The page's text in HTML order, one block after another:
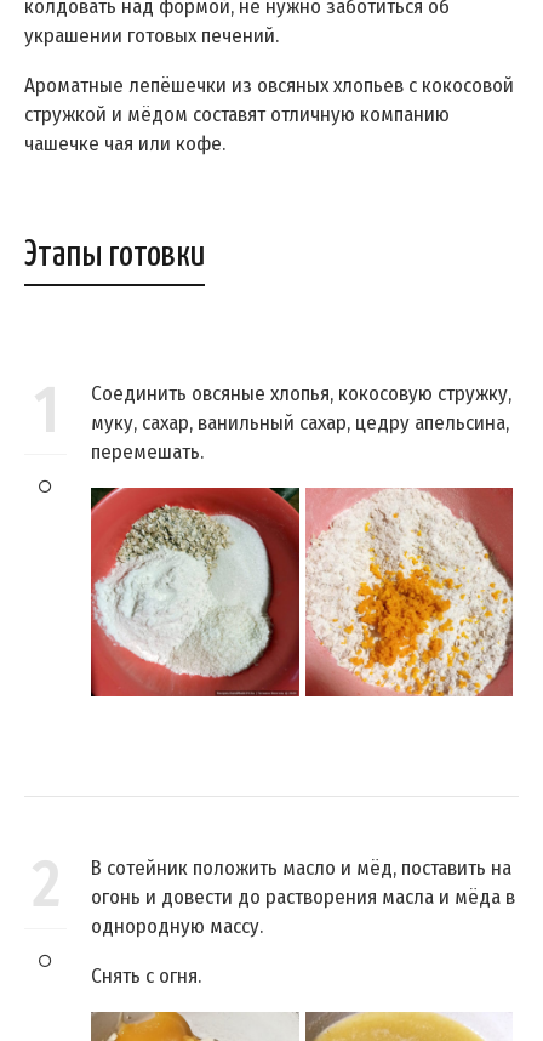
колдовать над формой, не нужно заботиться об
украшении готовых печений.
Ароматные лепёшечки из овсяных хлопьев с кокосовой
стружкой и мёдом составят отличную компанию
чашечке чая или кофе.
Этапы готовки
1
Соединить овсяные хлопья, кокосовую стружку,
муку, сахар, ванильный сахар, цедру апельсина,
перемешать.
2
В сотейник положить масло и мёд, поставить на
огонь и довести до растворения масла и мёда в
однородную массу.
Снять с огня.